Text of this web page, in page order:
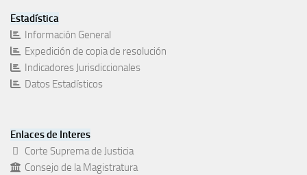
Estadística
Información General
Expedición de copia de resolución
Indicadores Jurisdiccionales
Datos Estadísticos
Enlaces de Interes
Corte Suprema de Justicia
Consejo de la Magistratura